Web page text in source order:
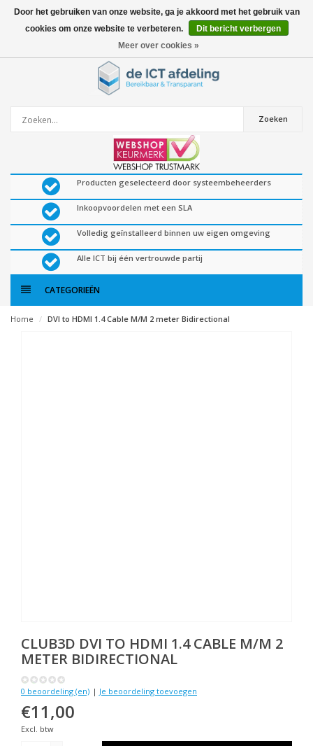
0artikelen
Zoeken
Producten geselecteerd door systeembeheerders
Inkoopvoordelen met een SLA
Volledig geïnstalleerd binnen uw eigen omgeving
Alle ICT bij één vertrouwde partij
CATEGORIEËN
Home DVI to HDMI 1.4 Cable M/M 2 meter Bidirectional
CLUB3D DVI TO HDMI 1.4 CABLE M/M 2
METER BIDIRECTIONAL
0 beoordeling (en) | Je beoordeling toevoegen
€11,00
Excl. btw
Door het gebruiken van onze website, ga je akkoord met het gebruik van
cookies om onze website te verbeteren.
Dit bericht verbergen
Meer over cookies »